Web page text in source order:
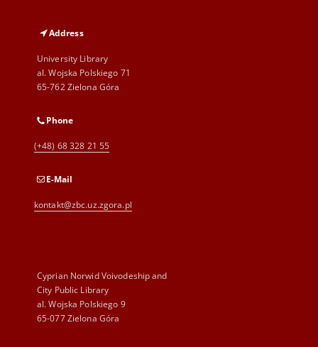
Address
University Library
al. Wojska Polskiego 71
65-762 Zielona Góra
Phone
(+48) 68 328 21 55
E-Mail
kontakt@zbc.uz.zgora.pl
Cyprian Norwid Voivodeship and
City Public Library
al. Wojska Polskiego 9
65-077 Zielona Góra